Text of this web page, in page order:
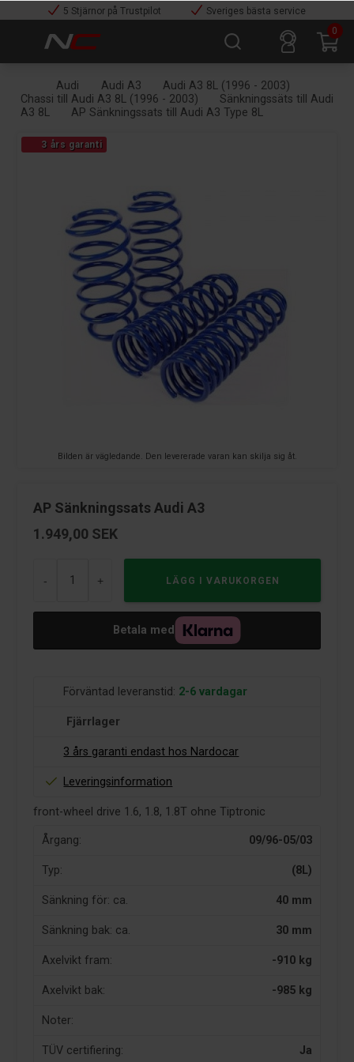
5 Stjärnor på Trustpilot
Sveriges bästa service
0
Audi Audi A3
Audi A3 8L (1996 - 2003)
Chassi till Audi A3 8L (1996 - 2003)
Sänkningssäts till Audi
A3 8L
AP Sänkningssats till Audi A3 Type 8L
Bilden är vägledande. Den levererade varan kan skilja sig åt.
3 års garanti
AP Sänkningssats Audi A3
1.949,00 SEK
- +
Betala med
Förväntad leveranstid: 2-6 vardagar
Fjärrlager
3 års garanti endast hos Nardocar
Leveringsinformation
front-wheel drive 1.6, 1.8, 1.8T ohne Tiptronic
Årgang: 09/96-05/03
Typ: (8L)
Sänkning för: ca. 40 mm
Sänkning bak: ca. 30 mm
Axelvikt fram: -910 kg
Axelvikt bak: -985 kg
Noter:
TÜV certifiering: Ja